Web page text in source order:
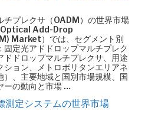
チプレクサ（OADM）の世界市場
Optical Add-Drop
Market）では、セグメント別
固定光アドドロップマルチプレク
ドドロップマルチプレクサ、用途
ション、メトロポリタンエリアネ
）、主要地域と国別市場規模、国
ーの動向と市場 …
測定システムの世界市場